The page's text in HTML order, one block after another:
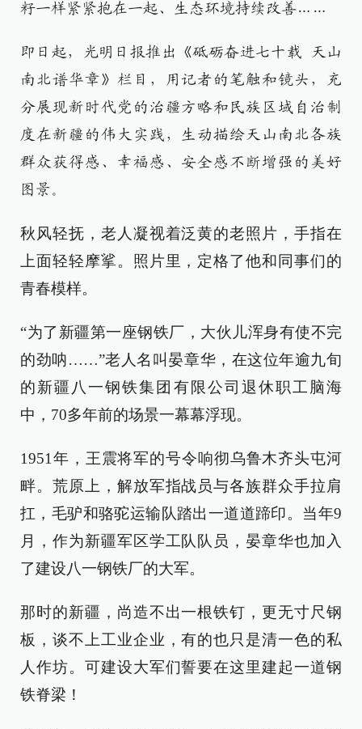
籽一样紧紧抱在一起、生态环境持续改善……
即日起，光明日报推出《砥砺奋进七十载 天山
南北谱华章》栏目，用记者的笔触和镜头，充
分展现新时代党的治疆方略和民族区域自治制
度在新疆的伟大实践，生动描绘天山南北各族
群众获得感、幸福感、安全感不断增强的美好
图景。
秋风轻抚，老人凝视着泛黄的老照片，手指在
上面轻轻摩挲。照片里，定格了他和同事们的
青春模样。
“为了新疆第一座钢铁厂，大伙儿浑身有使不完
的劲呐……”老人名叫晏章华，在这位年逾九旬
的新疆八一钢铁集团有限公司退休职工脑海
中，70多年前的场景一幕幕浮现。
1951年，王震将军的号令响彻乌鲁木齐头屯河
畔。荒原上，解放军指战员与各族群众手拉肩
扛，毛驴和骆驼运输队踏出一道道蹄印。当年9
月，作为新疆军区学工队队员，晏章华也加入
了建设八一钢铁厂的大军。
那时的新疆，尚造不出一根铁钉，更无寸尺钢
板，谈不上工业企业，有的也只是清一色的私
人作坊。可建设大军们誓要在这里建起一道钢
铁脊梁！